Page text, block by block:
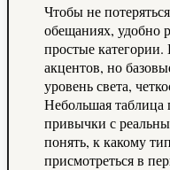
Чтобы не
обещаниях, удобно
простые
акцентов, но
уровень света,
Небольшая таблица
привычки с
понять, к какому
присмотреться в